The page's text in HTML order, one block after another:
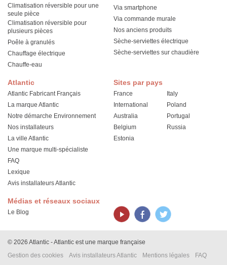
Atlantic
Atlantic Fabricant Français
La marque Atlantic
Notre démarche Environnement
Nos installateurs
La ville Atlantic
Une marque multi-spécialiste
FAQ
Lexique
Avis installateurs Atlantic
Climatisation réversible pour une
seule pièce
Climatisation réversible pour
plusieurs pièces
Poêle à granulés
Chauffage électrique
Chauffe-eau
Via smartphone
Via commande murale
Nos anciens produits
Sèche-serviettes électrique
Sèche-serviettes sur chaudière
Sites par pays
France
International
Australia
Belgium
Estonia
Italy
Poland
Portugal
Russia
Médias et réseaux sociaux
Le Blog
© 2026 Atlantic - Atlantic est une marque française
Gestion des cookies
Avis installateurs Atlantic Mentions légales FAQ